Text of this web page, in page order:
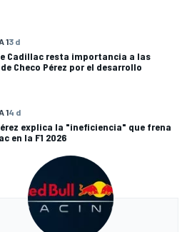
13 d
Cadillac resta importancia a las
Checo Pérez por el desarrollo
14 d
explica la "ineficiencia" que frena
en la F1 2026